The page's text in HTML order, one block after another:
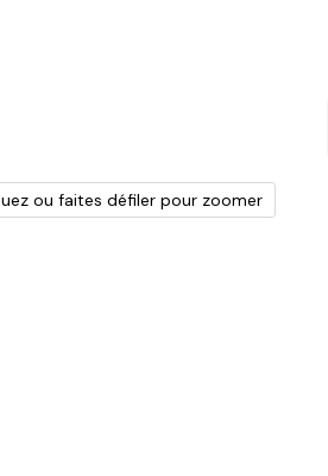
ou faites défiler pour zoomer